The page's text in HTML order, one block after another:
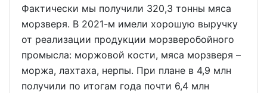
Фактически мы получили 320,3 тонны мяса
морзверя. В 2021-м имели хорошую выручку
от реализации продукции морзверобойного
промысла: моржовой кости, мяса морзверя –
моржа, лахтаха, нерпы. При плане в 4,9 млн
получили по итогам года почти 6,4 млн